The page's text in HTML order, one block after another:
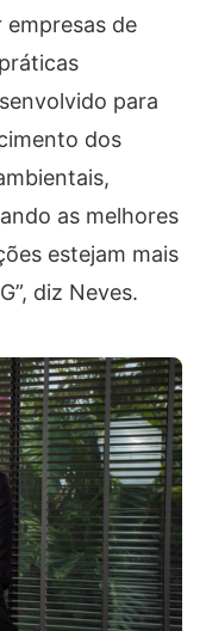
empresas de
para
dos
as melhores
estejam mais
diz Neves.